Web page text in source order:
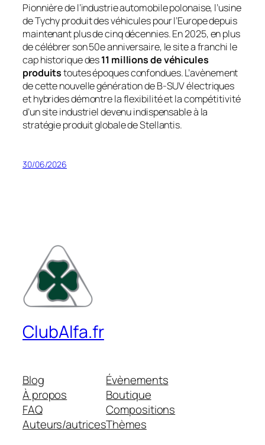
Pionnière de l’industrie automobile polonaise, l’usine
de Tychy produit des véhicules pour l’Europe depuis
maintenant plus de cinq décennies. En 2025, en plus
de célébrer son 50e anniversaire, le site a franchi le
cap historique des11 millions de véhicules
produitstoutes époques confondues. L’avènement
de cette nouvelle génération de B-SUV électriques
et hybrides démontre la flexibilité et la compétitivité
d’un site industriel devenu indispensable à la
stratégie produit globale de Stellantis.
30/06/2026
ClubAlfa.fr
Blog
À propos
FAQ
Auteurs/autrices
Évènements
Boutique
Compositions
Thèmes